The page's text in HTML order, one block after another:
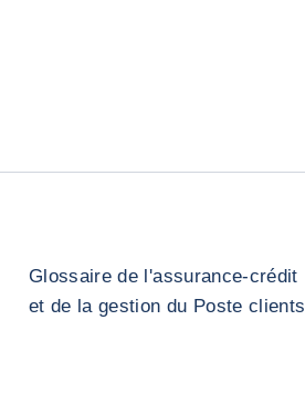
Glossaire de l'assurance-crédit
et de la gestion du Poste clients